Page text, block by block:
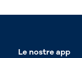
Le nostre app